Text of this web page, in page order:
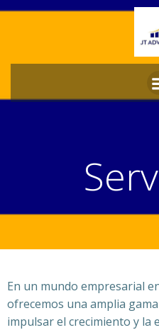
En un mundo empresarial
ofrecemos una amplia
impulsar el crecimiento y la